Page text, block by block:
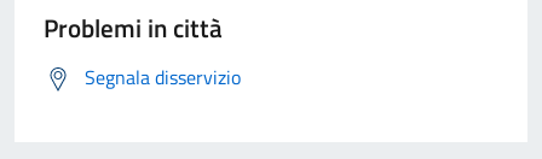
Problemi in città
Segnala disservizio